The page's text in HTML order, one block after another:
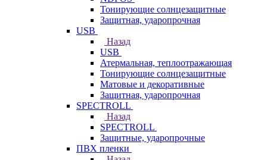
Тонирующие солнцезащитные
Защитная, ударопрочная
USB
Назад
USB
Атермальная, теплоотражающая
Тонирующие солнцезащитные
Матовые и декоративные
Защитная, ударопрочная
SPECTROLL
Назад
SPECTROLL
Защитные, ударопрочные
ПВХ пленки